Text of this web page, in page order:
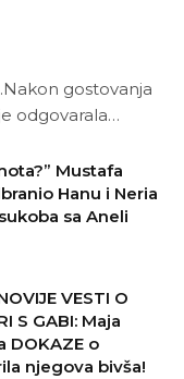
gostovanja
odgovarala…
Mustafa
Hanu i Neria
sa Aneli
VESTI O
S GABI: Maja
DOKAZE o
njegova bivša!